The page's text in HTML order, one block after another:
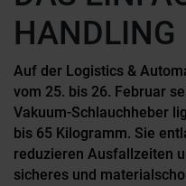
HANDLING
Auf der Logistics &
vom 25. bis 26. Februar
Vakuum-Schlauchheber
bis 65 Kilogramm. Sie
reduzieren Ausfallzeiten
sicheres und